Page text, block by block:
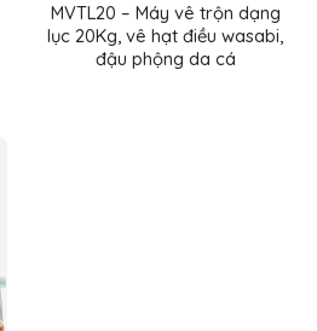
MVTL20 – Máy vê trộn dạng
lục 20Kg, vê hạt điều wasabi,
đậu phộng da cá